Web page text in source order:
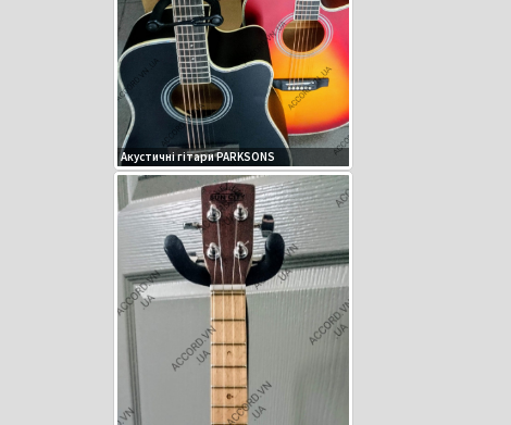
Акустичні гітари PARKSONS